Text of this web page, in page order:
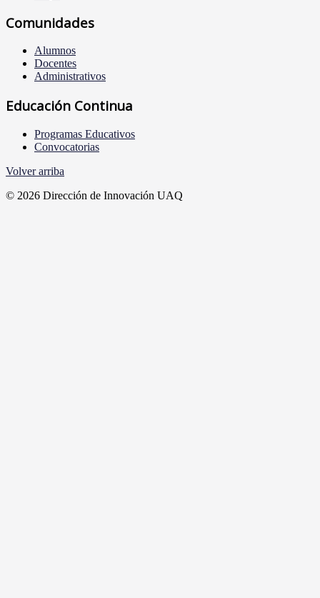
Comunidades
Alumnos
Docentes
Administrativos
Educación Continua
Programas Educativos
Convocatorias
Volver arriba
© 2026 Dirección de Innovación UAQ